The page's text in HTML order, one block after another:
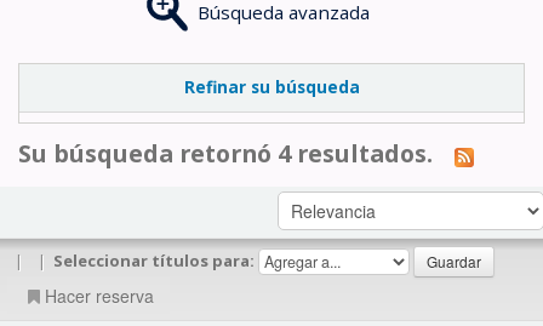
Búsqueda avanzada
Refinar su búsqueda
Su búsqueda retornó 4 resultados.
| | Seleccionar títulos para:
Hacer reserva